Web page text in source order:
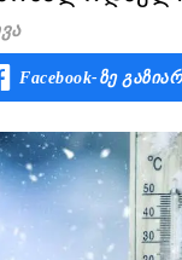
Facebook-Ზე